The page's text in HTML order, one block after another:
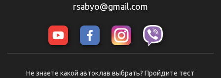
rsabyo@gmail.com
Не знаете какой автоклав выбрать? Пройдите тест